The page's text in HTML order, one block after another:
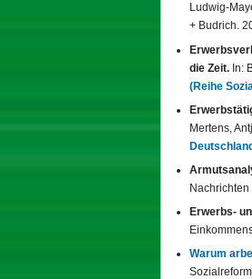
Ludwig-
+ Budrich.
die Zeit. In:
(Reihe
Mertens,
Erwerbs-
Warum